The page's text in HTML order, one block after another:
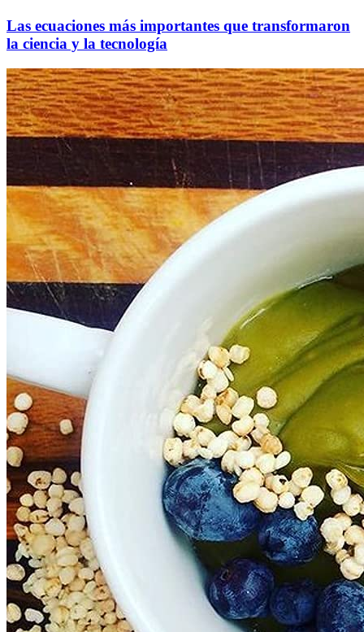
Las ecuaciones más importantes que transformaron
la ciencia y la tecnología